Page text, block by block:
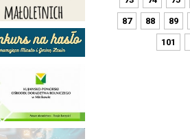
87 88 89
101